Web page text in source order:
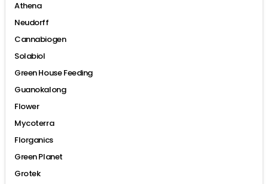
Athena
Neudorff
Cannabiogen
Solabiol
Green House Feeding
Guanokalong
Flower
Mycoterra
Florganics
Green Planet
Grotek